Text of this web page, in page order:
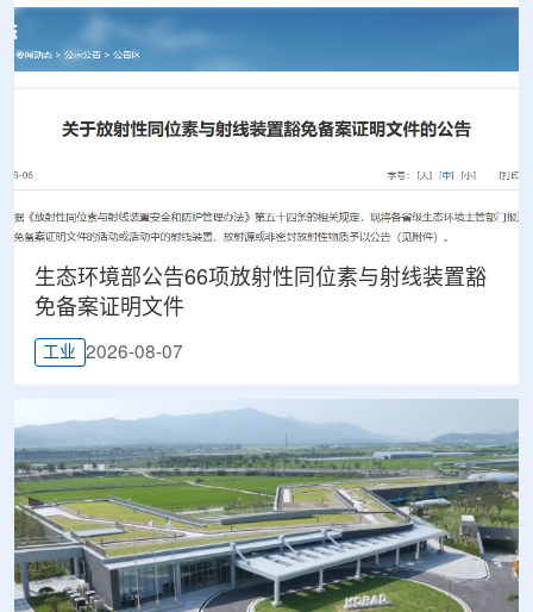
生态环境部公告66项放射性同位素与射线装置豁
免备案证明文件
工业 2026-08-07